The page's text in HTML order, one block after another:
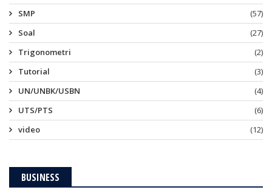
SMP
(57)
Soal
(27)
Trigonometri
(2)
Tutorial
(3)
UN/UNBK/USBN
(4)
UTS/PTS
(6)
video
(12)
BUSINESS